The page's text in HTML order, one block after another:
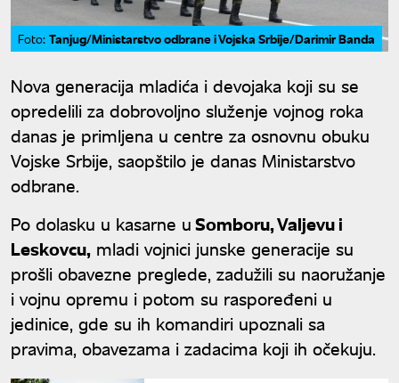
Foto: Tanjug/Ministarstvo odbrane i Vojska Srbije/Darimir Banda
Nova generacija mladića i devojaka koji su se
opredelili za dobrovoljno služenje vojnog roka
danas je primljena u centre za osnovnu obuku
Vojske Srbije, saopštilo je danas Ministarstvo
odbrane.
Po dolasku u kasarne uSomboru, Valjevu i
Leskovcu, mladi vojnici junske generacije su
prošli obavezne preglede, zadužili su naoružanje
i vojnu opremu i potom su raspoređeni u
jedinice, gde su ih komandiri upoznali sa
pravima, obavezama i zadacima koji ih očekuju.